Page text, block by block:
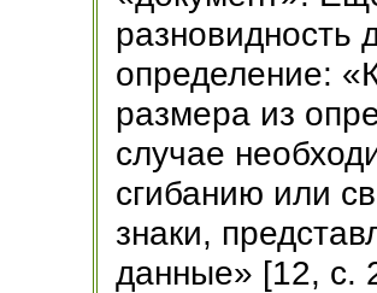
разновидность
определение:
размера из
случае
сгибанию или
знаки,
данные» [12, c.